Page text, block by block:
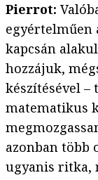
Pierrot:
egyértelműen
kapcsán
hozzájuk,
készítésével –
matematikus
azonban több
ugyanis ritka,